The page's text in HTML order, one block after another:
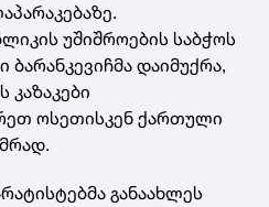
უშიშროების საბჭოს
დაიმუქრა,
ოსეთისკენ ქართული
განაახლეს